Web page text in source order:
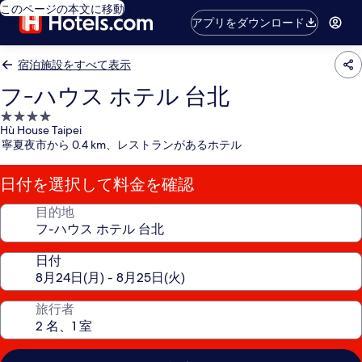
このページの本文に移動
アプリをダウンロード
宿泊施設をすべて表示
フ-ハウス ホテル 台北
4.0
つ
星
宿
泊
施
Hù House Taipei
寧夏夜市から 0.4 km、レストランがあるホテル
日付を選択して料金を確認
目的地
日付
旅行者